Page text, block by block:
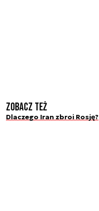
Zobacz też
Dlaczego Iran zbroi Rosję?